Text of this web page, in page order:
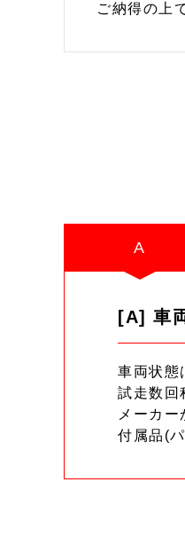
ご納得の上
A
[A] 車
車両状態
試走数回
メーカ
付属品(